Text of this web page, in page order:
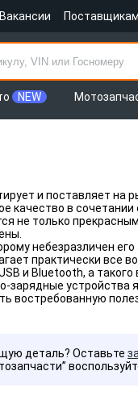
Вакансии Поставщикам
NEW
и поставляет на
качество в
не только
небезразличен
практически все
и Bluetooth, а
зарядные
востребованную
деталь? Оставьте